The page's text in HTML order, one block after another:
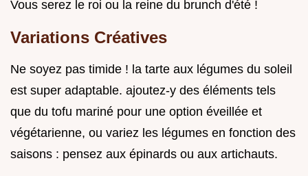
Vous serez le roi ou la reine du brunch d'été !
Variations Créatives
Ne soyez pas timide ! la tarte aux légumes du soleil
est super adaptable. ajoutez-y des éléments tels
que du tofu mariné pour une option éveillée et
végétarienne, ou variez les légumes en fonction des
saisons : pensez aux épinards ou aux artichauts.